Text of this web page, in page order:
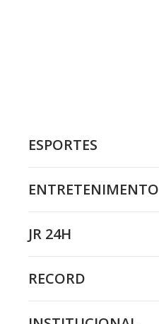
ESPORTES
ENTRETENIMENTO
JR 24H
RECORD